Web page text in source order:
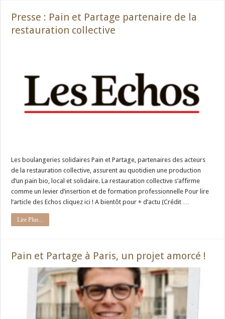
Presse : Pain et Partage partenaire de la
restauration collective
Les boulangeries solidaires Pain et Partage, partenaires des acteurs
de la restauration collective, assurent au quotidien une production
d’un pain bio, local et solidaire. La restauration collective s’affirme
comme un levier d’insertion et de formation professionnelle Pour lire
l’article des Echos cliquez ici ! A bientôt pour + d’actu (Crédit …
Lire Plus...
Pain et Partage à Paris, un projet amorcé !